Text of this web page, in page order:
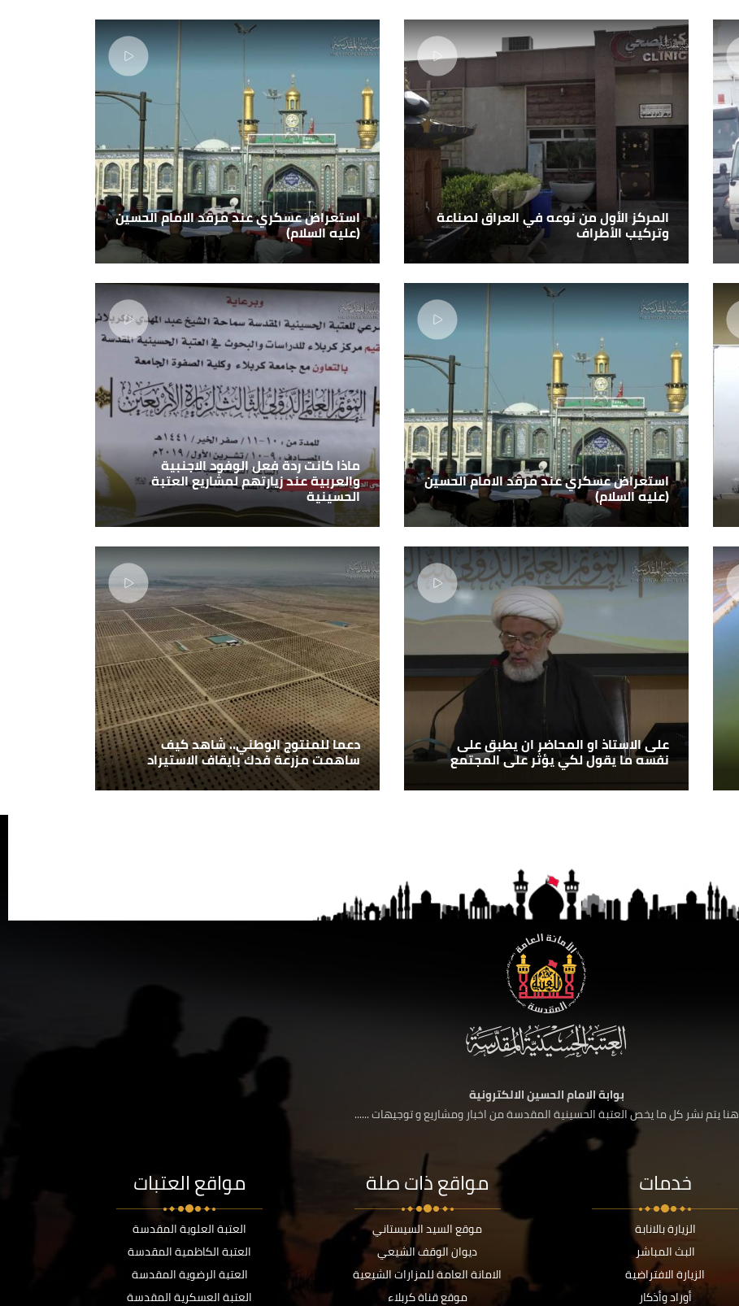
المركز الأول من نوعه في العراق لصناعة
وتركيب الأطراف
استعراض عسكري عند مرقد الامام الحسين
(عليه السلام)
استعراض عسكري عند مرقد الامام الحسين
(عليه السلام)
ماذا كانت ردة فعل الوفود الاجنبية
والعربية عند زيارتهم لمشاريع العتبة
الحسينية
على الاستاذ او المحاضر ان يطبق على
نفسه ما يقول لكي يؤثر على المجتمع
دعما للمنتوج الوطني.. شاهد كيف
ساهمت مزرعة فدك بايقاف الاستيراد
بوابة الامام الحسين الالكترونية
هنا يتم نشر كل ما يخص العتبة الحسينية المقدسة من اخبار ومشاريع و توجيهات ......
خدمات
الزيارة بالانابة
البث المباشر
الزيارة الافتراضية
أوراد وأذكار
مواقع ذات صلة
موقع السيد السيستاني
ديوان الوقف الشيعي
الامانة العامة للمزارات الشيعية
موقع قناة كربلاء
مواقع العتبات
العتبة العلوية المقدسة
العتبة الكاظمية المقدسة
العتبة الرضوية المقدسة
العتبة العسكرية المقدسة